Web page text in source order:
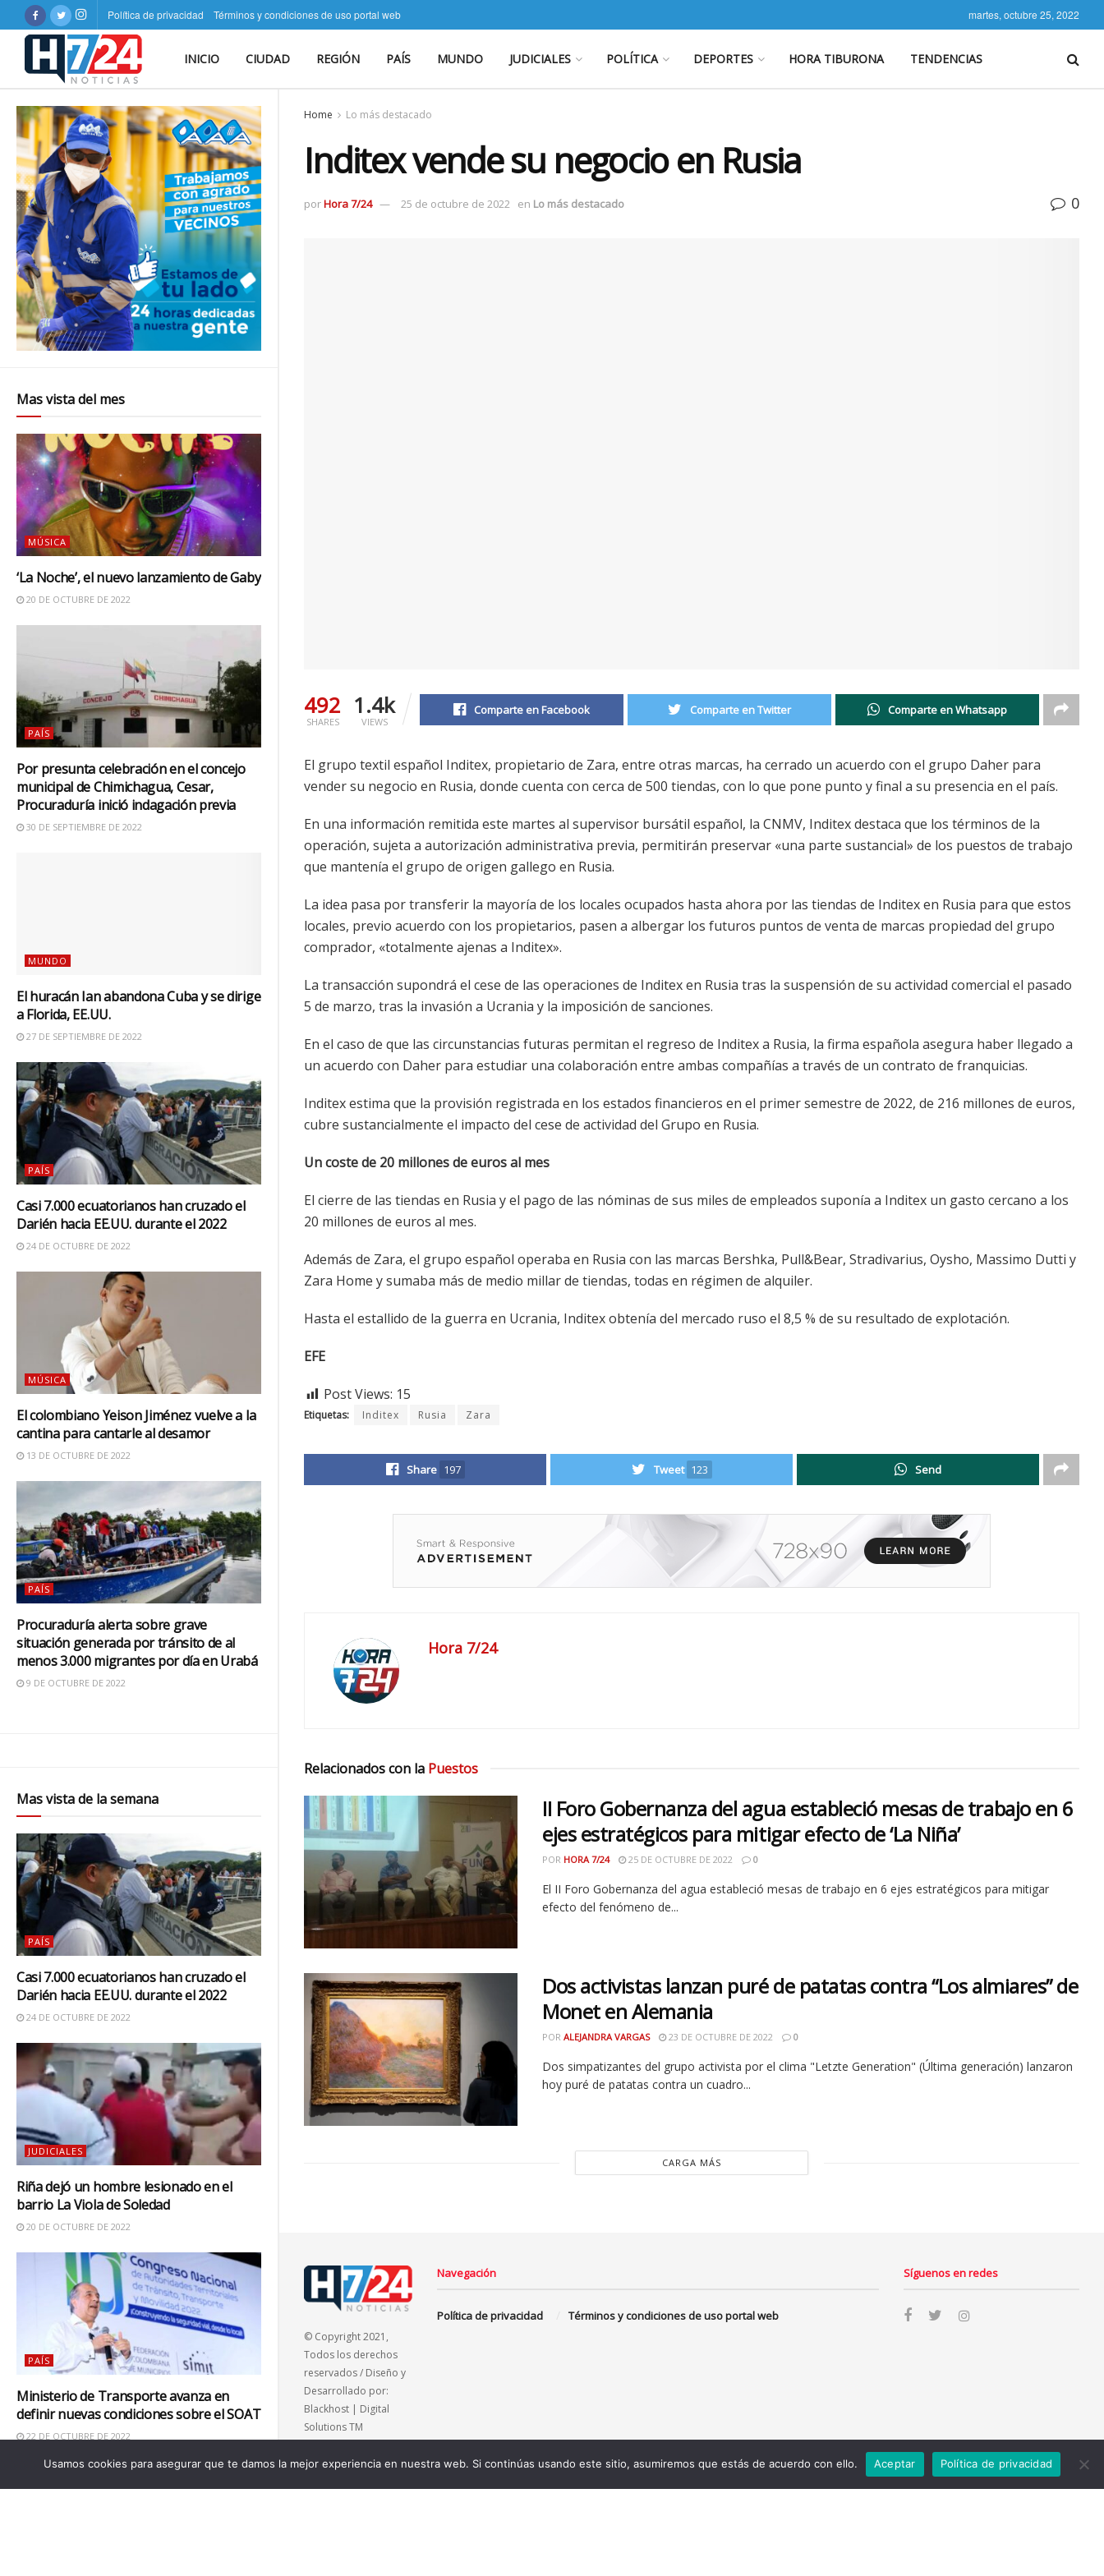
Mas vista del mes
MÚSICA
‘La Noche’, el nuevo lanzamiento de Gaby
20 DE OCTUBRE DE 2022
PAÍS
Por presunta celebración en el concejo
municipal de Chimichagua, Cesar,
Procuraduría inició indagación previa
30 DE SEPTIEMBRE DE 2022
MUNDO
El huracán Ian abandona Cuba y se dirige
a Florida, EE.UU.
27 DE SEPTIEMBRE DE 2022
PAÍS
Casi 7.000 ecuatorianos han cruzado el
Darién hacia EE.UU. durante el 2022
24 DE OCTUBRE DE 2022
MÚSICA
El colombiano Yeison Jiménez vuelve a la
cantina para cantarle al desamor
13 DE OCTUBRE DE 2022
PAÍS
Procuraduría alerta sobre grave
situación generada por tránsito de al
menos 3.000 migrantes por día en Urabá
9 DE OCTUBRE DE 2022
Mas vista de la semana
PAÍS
Casi 7.000 ecuatorianos han cruzado el
Darién hacia EE.UU. durante el 2022
24 DE OCTUBRE DE 2022
JUDICIALES
Riña dejó un hombre lesionado en el
barrio La Viola de Soledad
20 DE OCTUBRE DE 2022
PAÍS
Ministerio de Transporte avanza en
definir nuevas condiciones sobre el SOAT
22 DE OCTUBRE DE 2022
Política de privacidad Términos y condiciones de uso portal web martes, octubre 25, 2022
INICIO CIUDAD REGIÓN PAÍS MUNDO JUDICIALES POLÍTICA DEPORTES HORA TIBURONA TENDENCIAS
Home Lo más destacado
Inditex vende su negocio en Rusia
porHora 7/24 25 de octubre de 2022 en Lo más destacado 0
492
SHARES
1.4k
VIEWS
Comparte en Facebook Comparte en Twitter Comparte en Whatsapp
El grupo textil español Inditex, propietario de Zara, entre otras marcas, ha cerrado un acuerdo con el grupo Daher para
vender su negocio en Rusia, donde cuenta con cerca de 500 tiendas, con lo que pone punto y final a su presencia en el país.
En una información remitida este martes al supervisor bursátil español, la CNMV, Inditex destaca que los términos de la
operación, sujeta a autorización administrativa previa, permitirán preservar «una parte sustancial» de los puestos de trabajo
que mantenía el grupo de origen gallego en Rusia.
La idea pasa por transferir la mayoría de los locales ocupados hasta ahora por las tiendas de Inditex en Rusia para que estos
locales, previo acuerdo con los propietarios, pasen a albergar los futuros puntos de venta de marcas propiedad del grupo
comprador, «totalmente ajenas a Inditex».
La transacción supondrá el cese de las operaciones de Inditex en Rusia tras la suspensión de su actividad comercial el pasado
5 de marzo, tras la invasión a Ucrania y la imposición de sanciones.
En el caso de que las circunstancias futuras permitan el regreso de Inditex a Rusia, la firma española asegura haber llegado a
un acuerdo con Daher para estudiar una colaboración entre ambas compañías a través de un contrato de franquicias.
Inditex estima que la provisión registrada en los estados financieros en el primer semestre de 2022, de 216 millones de euros,
cubre sustancialmente el impacto del cese de actividad del Grupo en Rusia.
Un coste de 20 millones de euros al mes
El cierre de las tiendas en Rusia y el pago de las nóminas de sus miles de empleados suponía a Inditex un gasto cercano a los
20 millones de euros al mes.
Además de Zara, el grupo español operaba en Rusia con las marcas Bershka, Pull&Bear, Stradivarius, Oysho, Massimo Dutti y
Zara Home y sumaba más de medio millar de tiendas, todas en régimen de alquiler.
Hasta el estallido de la guerra en Ucrania, Inditex obtenía del mercado ruso el 8,5 % de su resultado de explotación.
EFE
Post Views: 15
Etiquetas: Inditex Rusia Zara
Share 197 Tweet 123 Send
Hora 7/24
Relacionados con la Puestos
II Foro Gobernanza del agua estableció mesas de trabajo en 6
ejes estratégicos para mitigar efecto de ‘La Niña’
POR HORA 7/24 25 DE OCTUBRE DE 2022 0
El II Foro Gobernanza del agua estableció mesas de trabajo en 6 ejes estratégicos para mitigar
efecto del fenómeno de...
Dos activistas lanzan puré de patatas contra “Los almiares” de
Monet en Alemania
POR ALEJANDRA VARGAS 23 DE OCTUBRE DE 2022 0
Dos simpatizantes del grupo activista por el clima "Letzte Generation" (Última generación) lanzaron
hoy puré de patatas contra un cuadro...
CARGA MÁS
© Copyright 2021,
Todos los derechos
reservados / Diseño y
Desarrollado por:
Blackhost | Digital
Solutions TM
Navegación
Política de privacidad Términos y condiciones de uso portal web
Síguenos en redes
Usamos cookies para asegurar que te damos la mejor experiencia en nuestra web. Si continúas usando este sitio, asumiremos que estás de acuerdo con ello. Aceptar Política de privacidad